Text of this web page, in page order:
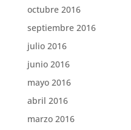
octubre 2016
septiembre 2016
julio 2016
junio 2016
mayo 2016
abril 2016
marzo 2016